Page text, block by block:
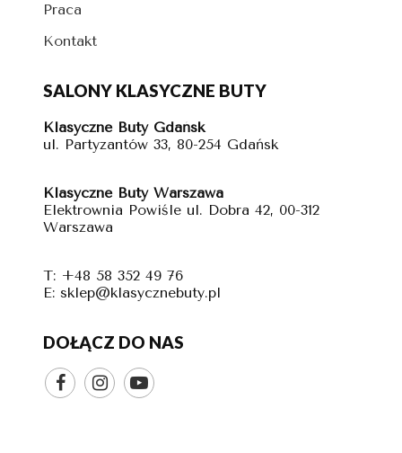
Praca
Kontakt
SALONY KLASYCZNE BUTY
Klasyczne Buty Gdańsk
ul. Partyzantów 33, 80-254 Gdańsk
Klasyczne Buty Warszawa
Elektrownia Powiśle ul. Dobra 42, 00-312
Warszawa
T: +48 58 352 49 76
E: sklep@klasycznebuty.pl
DOŁĄCZ DO NAS
  